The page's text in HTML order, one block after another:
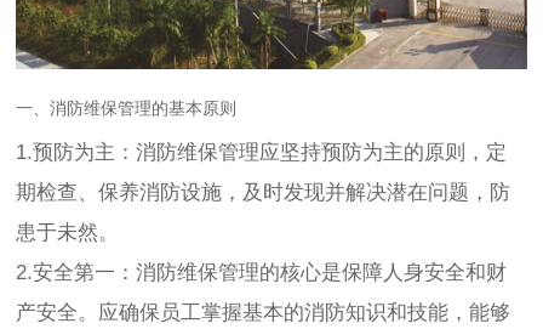
一、消防维保管理的基本原则
1.预防为主：消防维保管理应坚持预防为主的原则，定
期检查、保养消防设施，及时发现并解决潜在问题，防
患于未然。
2.安全第一：消防维保管理的核心是保障人身安全和财
产安全。应确保员工掌握基本的消防知识和技能，能够